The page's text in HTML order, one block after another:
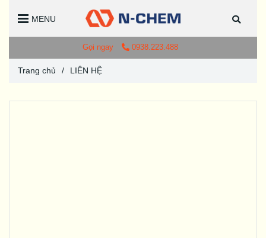
MENU
Gọi ngay 0938.223.488
Trang chủ / LIÊN HỆ